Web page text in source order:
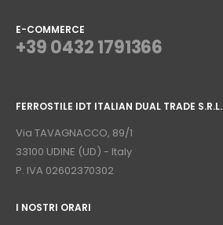
E-COMMERCE
+39 0432 1791366
FERROSTILE IDT ITALIAN DUAL TRADE S.R.L.
Via TAVAGNACCO, 89/1
33100 UDINE (UD) - Italy
P. IVA 02602370302
I NOSTRI ORARI